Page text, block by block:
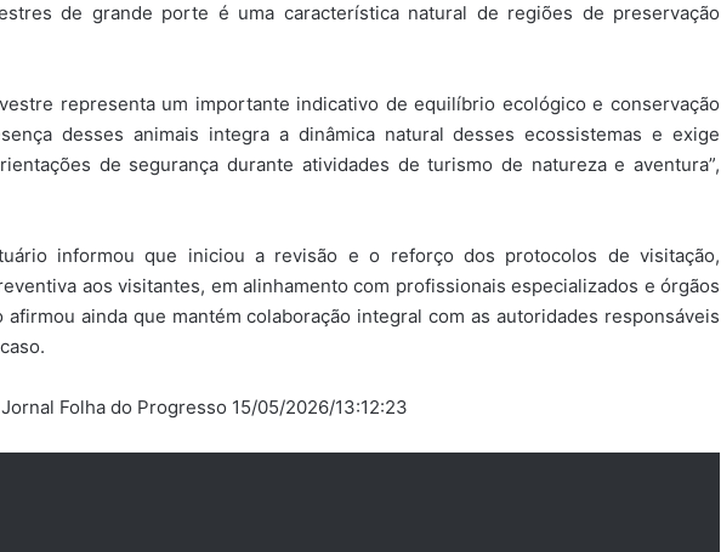
de grande porte é uma característica natural de regiões de preservação
representa um importante indicativo de equilíbrio ecológico e conservação
desses animais integra a dinâmica natural desses ecossistemas e exige
de segurança durante atividades de turismo de natureza e aventura”,
informou que iniciou a revisão e o reforço dos protocolos de visitação,
aos visitantes, em alinhamento com profissionais especializados e órgãos
ainda que mantém colaboração integral com as autoridades responsáveis
Folha do Progresso 15/05/2026/13:12:23